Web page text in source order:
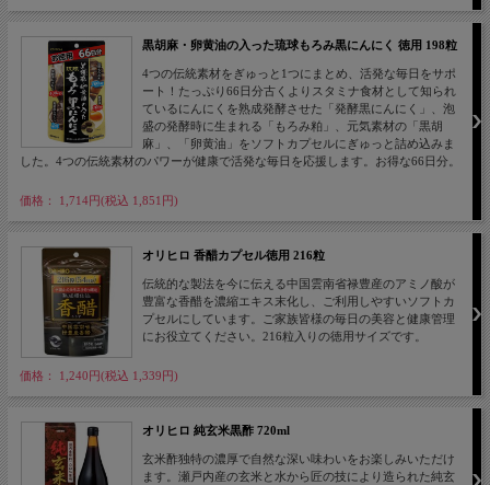
黒胡麻・卵黄油の入った琉球もろみ黒にんにく 徳用 198粒
4つの伝統素材をぎゅっと1つにまとめ、活発な毎日をサポ
ート！たっぷり66日分古くよりスタミナ食材として知られ
ているにんにくを熟成発酵させた「発酵黒にんにく」、泡
盛の発酵時に生まれる「もろみ粕」、元気素材の「黒胡
麻」、「卵黄油」をソフトカプセルにぎゅっと詰め込みま
した。4つの伝統素材のパワーが健康で活発な毎日を応援します。お得な66日分。
価格： 1,714円(税込 1,851円)
オリヒロ 香醋カプセル徳用 216粒
伝統的な製法を今に伝える中国雲南省禄豊産のアミノ酸が
豊富な香醋を濃縮エキス末化し、ご利用しやすいソフトカ
プセルにしています。ご家族皆様の毎日の美容と健康管理
にお役立てください。216粒入りの徳用サイズです。
価格： 1,240円(税込 1,339円)
オリヒロ 純玄米黒酢 720ml
玄米酢独特の濃厚で自然な深い味わいをお楽しみいただけ
ます。瀬戸内産の玄米と水から匠の技により造られた純玄